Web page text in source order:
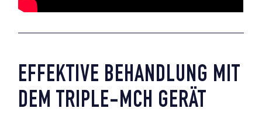
EFFEKTIVE BEHANDLUNG MIT
DEM TRIPLE-MCH GERÄT